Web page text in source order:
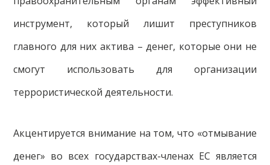
инструмент, который лишит преступников
главного для них актива – денег, которые они не
смогут использовать для организации
террористической деятельности.
Акцентируется внимание на том, что «отмывание
денег» во всех государствах-членах ЕС является